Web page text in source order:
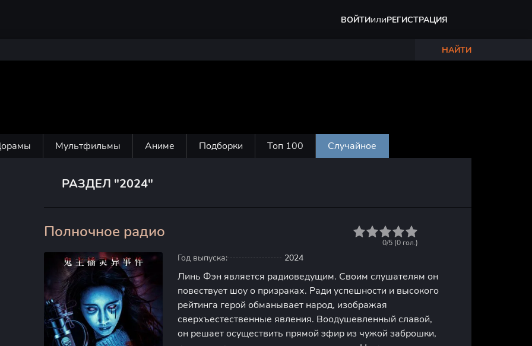
ВОЙТИилиРЕГИСТРАЦИЯ
НАЙТИ
Мультфильмы Аниме Подборки Топ 100 Случайное
РАЗДЕЛ "2024"
Полночное радио
0/5 (0 гол.)
Год выпуска: 2024
Линь Фэн является радиоведущим. Своим слушателям он
повествует шоу о призраках. Ради успешности и высокого
рейтинга герой обманывает народ, изображая
сверхъестественные явления. Воодушевленный славой,
он решает осуществить прямой эфир из чужой заброшки,